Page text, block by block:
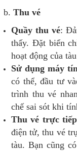
b. Thu vé
Quầy thu vé:
thấy. Đặt biển
hoạt động của
Sử dụng máy
có thể, đầu tư
trình thu vé
chế sai sót khi
Thu vé trực tiếp
điện tử, thu vé
tàu. Bạn cũng